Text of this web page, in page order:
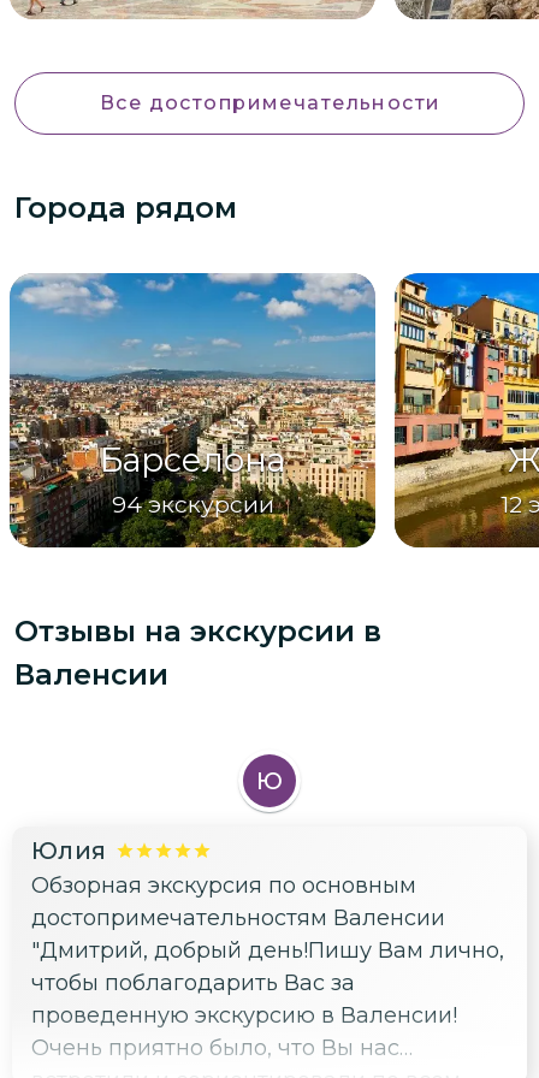
Все достопримечательности
Города рядом
Барселона
94 экскурсии 12
Отзывы на экскурсии в
Валенсии
Ю
Юлия
Обзорная экскурсия по основным
достопримечательностям Валенсии
"Дмитрий, добрый день!Пишу Вам лично,
чтобы поблагодарить Вас за
проведенную экскурсию в Валенсии!
Очень приятно было, что Вы нас